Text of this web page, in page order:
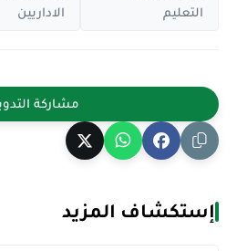
التعليم
الاداريين
إستكشاف المزيد